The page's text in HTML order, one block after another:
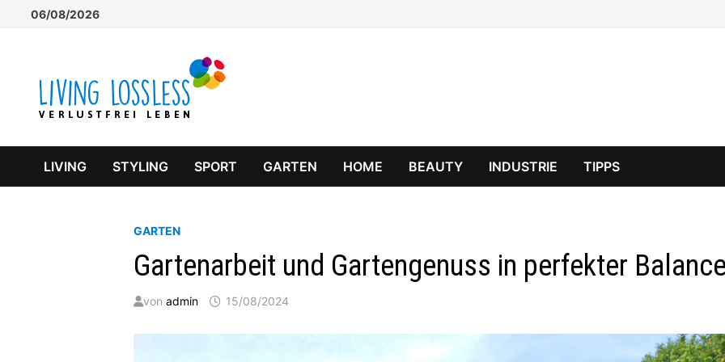
06/08/2026
LIVING STYLING SPORT GARTEN HOME BEAUTY INDUSTRIE TIPPS
GARTEN
Gartenarbeit und Gartengenuss in perfekter
vonadmin 15/08/2024